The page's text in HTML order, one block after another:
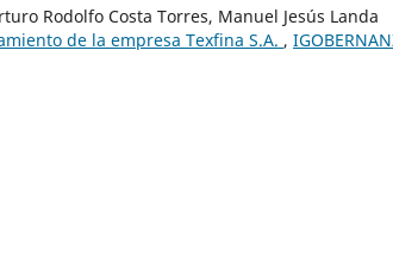
Rodolfo Costa Torres, Manuel Jesús Landa
de la empresa Texfina S.A. ,